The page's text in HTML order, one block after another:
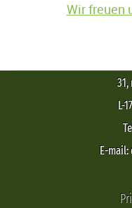
Wir freuen
L-
E-